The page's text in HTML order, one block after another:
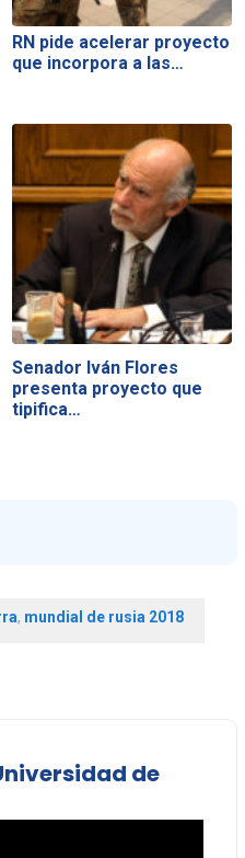
RN pide acelerar proyecto
que incorpora a las…
Senador Iván Flores
presenta proyecto que
tipifica…
, mundial de rusia 2018
de